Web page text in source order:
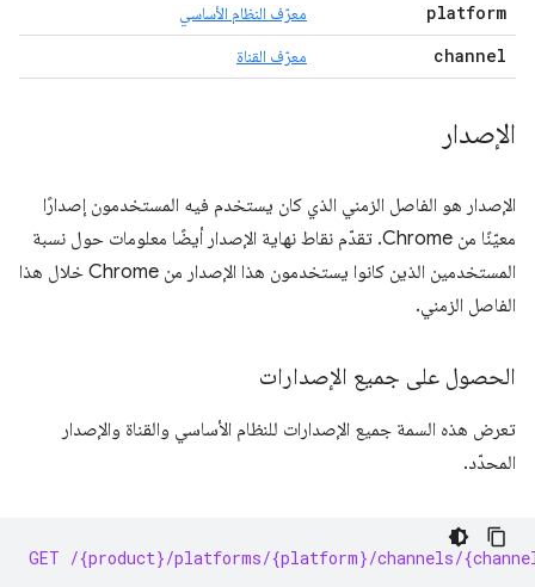
platform معرّف النظام الأساسي
channel معرّف القناة
الإصدار
الإصدار هو الفاصل الزمني الذي كان يستخدم فيه المستخدمون إصدارًا
معيّنًا من Chrome. تقدّم نقاط نهاية الإصدار أيضًا معلومات حول نسبة
المستخدمين الذين كانوا يستخدمون هذا الإصدار من Chrome خلال هذا
الفاصل الزمني.
الحصول على جميع الإصدارات
تعرض هذه السمة جميع الإصدارات للنظام الأساسي والقناة والإصدار
المحدّد.
GET /{product}/platforms/{platform}/channels/